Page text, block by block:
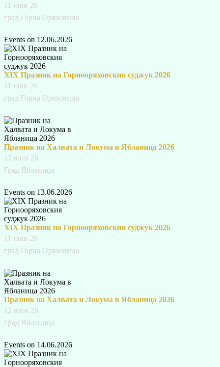
11 юни 26
град Горна Оряховица
Events on 12.06.2026
XIX Празник на Горнооряховския суджук 2026
11 юни 26
град Горна Оряховица
Празник на Халвата и Локума в Ябланица 2026
12 юни 26
Град Ябланица
Events on 13.06.2026
XIX Празник на Горнооряховския суджук 2026
11 юни 26
град Горна Оряховица
Празник на Халвата и Локума в Ябланица 2026
12 юни 26
Град Ябланица
Events on 14.06.2026